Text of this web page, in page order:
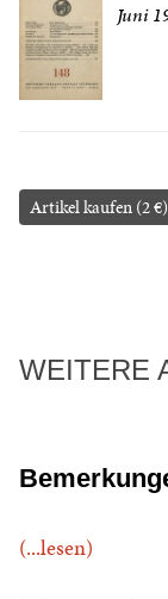
Juni
Artikel kaufen (2 €)
WEITERE
(...lesen)